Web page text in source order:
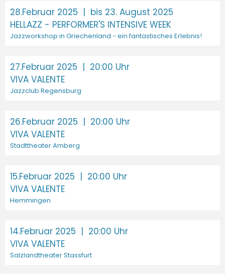
28.Februar 2025 | bis 23. August 2025
HELLAZZ - PERFORMER'S INTENSIVE WEEK
Jazzworkshop in Griechenland - ein fantastisches Erlebnis!
27.Februar 2025 | 20:00 Uhr
VIVA VALENTE
Jazzclub Regensburg
26.Februar 2025 | 20:00 Uhr
VIVA VALENTE
Stadttheater Amberg
15.Februar 2025 | 20:00 Uhr
VIVA VALENTE
Hemmingen
14.Februar 2025 | 20:00 Uhr
VIVA VALENTE
Salzlandtheater Stassfurt